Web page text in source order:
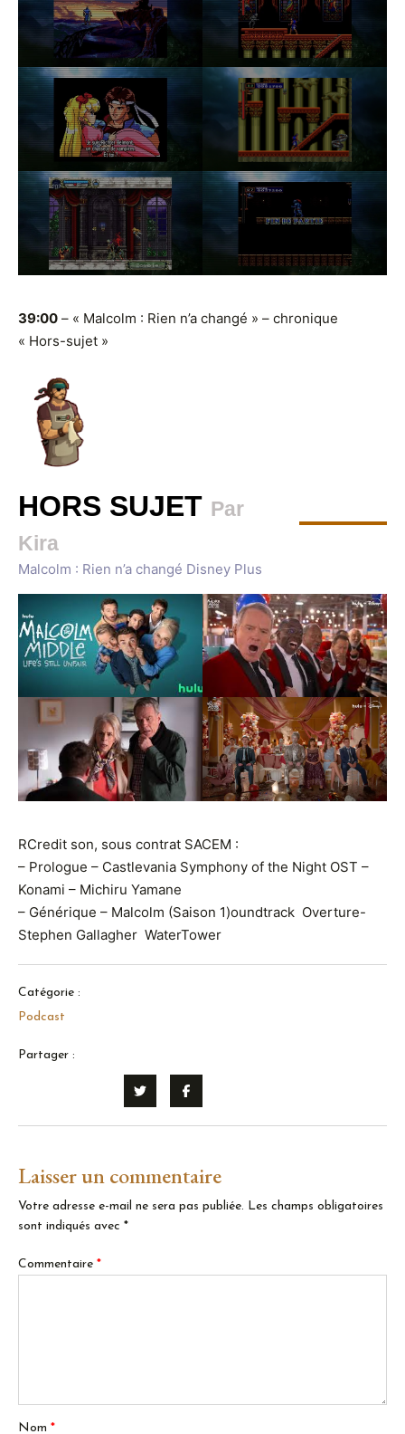
39:00 – « Malcolm : Rien n’a changé » – chronique
« Hors-sujet »
HORS SUJET Par
Kira
Malcolm : Rien n’a changé Disney Plus
RCredit son, sous contrat SACEM :
– Prologue – Castlevania Symphony of the Night OST –
Konami – Michiru Yamane
– Générique – Malcolm (Saison 1)oundtrack Overture-
Stephen Gallagher WaterTower
Catégorie :
Podcast
Partager :
Laisser un commentaire
Votre adresse e-mail ne sera pas publiée. Les champs obligatoires
sont indiqués avec *
Commentaire *
Nom *